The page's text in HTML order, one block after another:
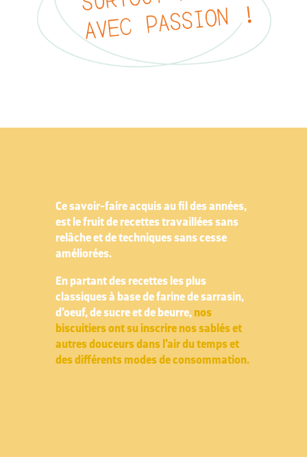
Ce savoir-faire acquis au fil des années,
est le fruit de recettes travaillées sans
relâche et de techniques sans cesse
améliorées.
En partant des recettes les plus
classiques à base de farinede sarrasin,
d’oeuf, de sucre et de beurre, nos
biscuitiers ont su inscrire nos sablés et
autres douceurs dans l’air du temps et
des différents modes de consommation.